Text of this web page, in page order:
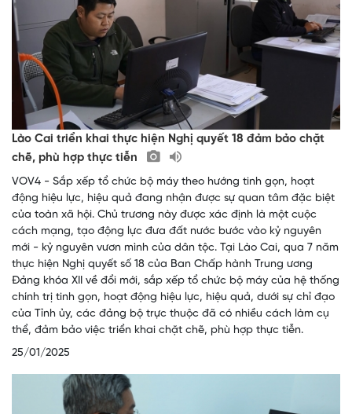
Lào Cai triển khai thực hiện Nghị quyết 18 đảm bảo chặt
chẽ, phù hợp thực tiễn
VOV4 - Sắp xếp tổ chức bộ máy theo hướng tinh gọn, hoạt
động hiệu lực, hiệu quả đang nhận được sự quan tâm đặc biệt
của toàn xã hội. Chủ trương này được xác định là một cuộc
cách mạng, tạo động lực đưa đất nước bước vào kỷ nguyên
mới - kỷ nguyên vươn mình của dân tộc. Tại Lào Cai, qua 7 năm
thực hiện Nghị quyết số 18 của Ban Chấp hành Trung ương
Đảng khóa XII về đổi mới, sắp xếp tổ chức bộ máy của hệ thống
chính trị tinh gọn, hoạt động hiệu lực, hiệu quả, dưới sự chỉ đạo
của Tỉnh ủy, các đảng bộ trực thuộc đã có nhiều cách làm cụ
thể, đảm bảo việc triển khai chặt chẽ, phù hợp thực tiễn.
25/01/2025